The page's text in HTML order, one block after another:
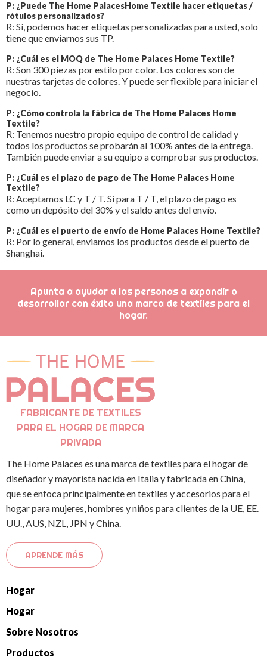
P: ¿Puede The Home PalacesHome Textile hacer etiquetas /
rótulos personalizados?
R: Sí, podemos hacer etiquetas personalizadas para usted, solo
tiene que enviarnos sus TP.
P: ¿Cuál es el MOQ de The Home Palaces Home Textile?
R: Son 300 piezas por estilo por color. Los colores son de
nuestras tarjetas de colores. Y puede ser flexible para iniciar el
negocio.
P: ¿Cómo controla la fábrica de The Home Palaces Home
Textile?
R: Tenemos nuestro propio equipo de control de calidad y
todos los productos se probarán al 100% antes de la entrega.
También puede enviar a su equipo a comprobar sus productos.
P: ¿Cuál es el plazo de pago de The Home Palaces Home
Textile?
R: Aceptamos LC y T / T. Si para T / T, el plazo de pago es
como un depósito del 30% y el saldo antes del envío.
P: ¿Cuál es el puerto de envío de Home Palaces Home Textile?
R: Por lo general, enviamos los productos desde el puerto de
Shanghai.
Apunta a ayudar a las personas a expandir o
desarrollar con éxito una marca de textiles para el
hogar.
FABRICANTE DE TEXTILES
PARA EL HOGAR DE MARCA
PRIVADA
The Home Palaces es una marca de textiles para el hogar de
diseñador y mayorista nacida en Italia y fabricada en China,
que se enfoca principalmente en textiles y accesorios para el
hogar para mujeres, hombres y niños para clientes de la UE, EE.
UU., AUS, NZL, JPN y China.
APRENDE MÁS
Hogar
Hogar
Sobre Nosotros
Productos